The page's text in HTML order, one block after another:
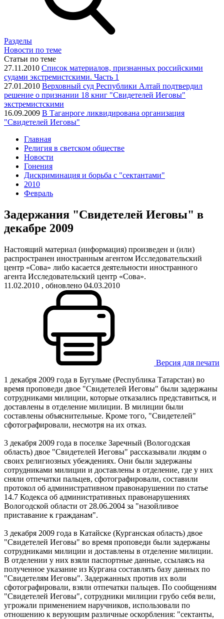
Разделы
Новости по теме
Статьи по теме
27.11.2010 Список материалов, признанных российскими
судами экстремистскими. Часть 1
27.01.2010 Верховный суд Республики Алтай подтвердил
решение о признании 18 книг "Свидетелей Иеговы"
экстремистскими
16.09.2009 В Таганроге ликвидирована организация
"Свидетелей Иеговы"
Главная
Религия в светском обществе
Новости
Гонения
Дискриминация и борьба с "сектантами"
2010
Февраль
Задержания "Свидетелей Иеговы" в
декабре 2009
Настоящий материал (информация) произведен и (или)
распространен иностранным агентом Исследовательский
центр «Сова» либо касается деятельности иностранного
агента Исследовательский центр «Сова».
11.02.2010 , обновлено 04.03.2010
Версия для печати
1 декабря 2009 года в Бугульме (Республика Татарстан) во
время проповеди двое "Свидетелей Иеговы" были задержаны
сотрудниками милиции, которые отказались представиться, и
доставлены в отделение милиции. В милиции были
составлены объяснительные. Кроме того, "Свидетелей"
сфотографировали, несмотря на их отказ.
3 декабря 2009 года в поселке Заречный (Вологодская
область) двое "Свидетелей Иеговы" рассказывали людям о
своих религиозных убеждениях. Они были задержаны
сотрудниками милиции и доставлены в отделение, где у них
сняли отпечатки пальцев, сфотографировали, составили
протокол об административном правонарушении по статье
14.7 Кодекса об административных правонарушениях
Вологодской области от 28.06.2004 за "назойливое
приставание к гражданам".
3 декабря 2009 года в Катайске (Курганская область) двое
"Свидетелей Иеговы" во время проповеди были задержаны
сотрудниками милиции и доставлены в отделение милиции.
В отделении у них взяли паспортные данные, ссылаясь на
полученное указание из Кургана составлять базу данных по
"Свидетелям Иеговы". Задержанных против их воли
сфотографировали, взяли отпечатки пальцев. По сообщениям
"Свидетелей Иеговы", сотрудники милиции грубо себя вели,
угрожали применением наручников, использовали по
отношению к верующим различные оскорбления: "сектанты,